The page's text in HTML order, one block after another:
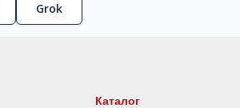
Grok
Каталог